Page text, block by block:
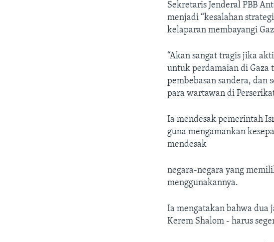
Sekretaris Jenderal PBB
menjadi “kesalahan
kelaparan membayangi
“Akan sangat tragis jika
untuk perdamaian di Gaza
pembebasan sandera, dan
para wartawan di
Ia mendesak pemerintah
guna mengamankan
mendesak
negara-negara yang
menggunakannya.
Ia mengatakan bahwa dua
Kerem Shalom - harus